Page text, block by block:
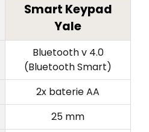
Smart Keypad
Yale
Bluetooth v 4.0
(Bluetooth Smart)
2x baterie AA
25 mm